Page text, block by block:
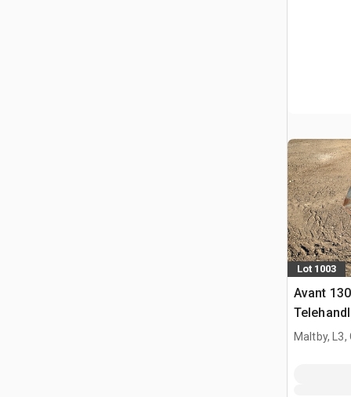
Lot 1003
Avant
Maltby, L3,